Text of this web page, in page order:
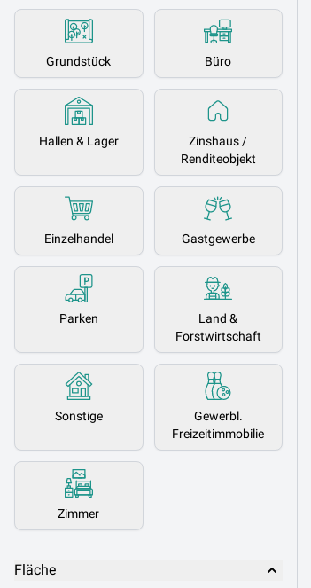
Grundstück Büro
Hallen & Lager
Zinshaus /
Renditeobjekt
Einzelhandel Gastgewerbe
Parken
Land &
Forstwirtschaft
Sonstige
Gewerbl.
Freizeitimmobilie
Zimmer
Fläche